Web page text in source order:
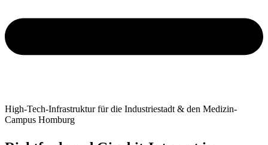
High-Tech-Infrastruktur für die Industriestadt & den Medizin-
Campus Homburg